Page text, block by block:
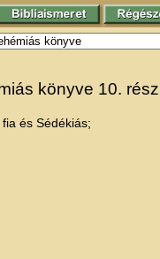
könyve 10. rész
és Sédékiás;